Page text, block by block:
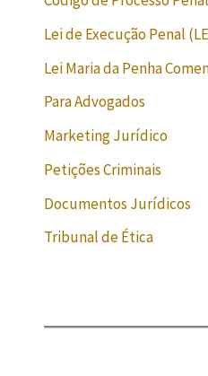
Lei de Execução Penal
Lei Maria da Penha
Para Advogados
Marketing Jurídico
Petições Criminais
Documentos Jurídicos
Tribunal de Ética